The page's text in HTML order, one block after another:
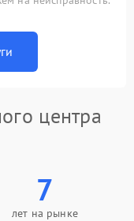
центра
7
лет на рынке